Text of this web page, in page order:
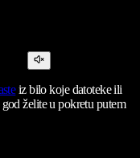
iz bilo koje datoteke ili
želite u pokretu putem